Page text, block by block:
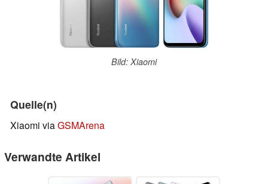
Bild: Xiaomi
Quelle(n)
Xiaomi viaGSMArena
Verwandte Artikel